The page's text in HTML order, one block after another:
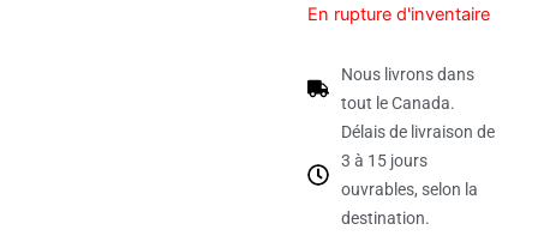
En rupture d'inventaire
Nous livrons dans
tout le Canada.
Délais de livraison de
3 à 15 jours
ouvrables, selon la
destination.